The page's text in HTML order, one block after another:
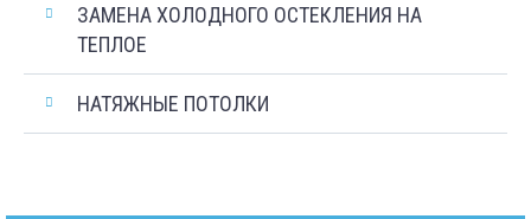
ЗАМЕНА ХОЛОДНОГО ОСТЕКЛЕНИЯ НА
ТЕПЛОЕ
НАТЯЖНЫЕ ПОТОЛКИ